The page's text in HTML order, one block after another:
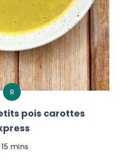
R
pois carottes
15 mins